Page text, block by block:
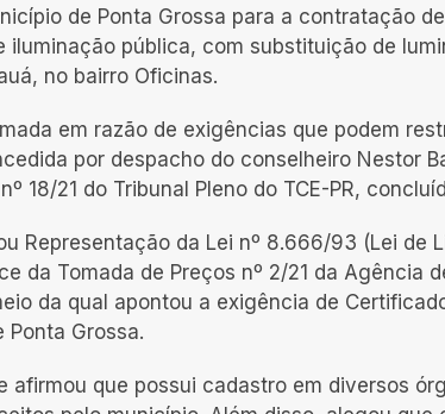
de Ponta Grossa para a contratação
iluminação pública, com substituição de
no bairro Oficinas.
em razão de exigências que podem
por despacho do conselheiro Nestor
18/21 do Tribunal Pleno do TCE-PR,
Representação da Lei nº 8.666/93 (Lei
da Tomada de Preços nº 2/21 da Agência
da qual apontou a exigência de
Ponta Grossa.
afirmou que possui cadastro em diversos